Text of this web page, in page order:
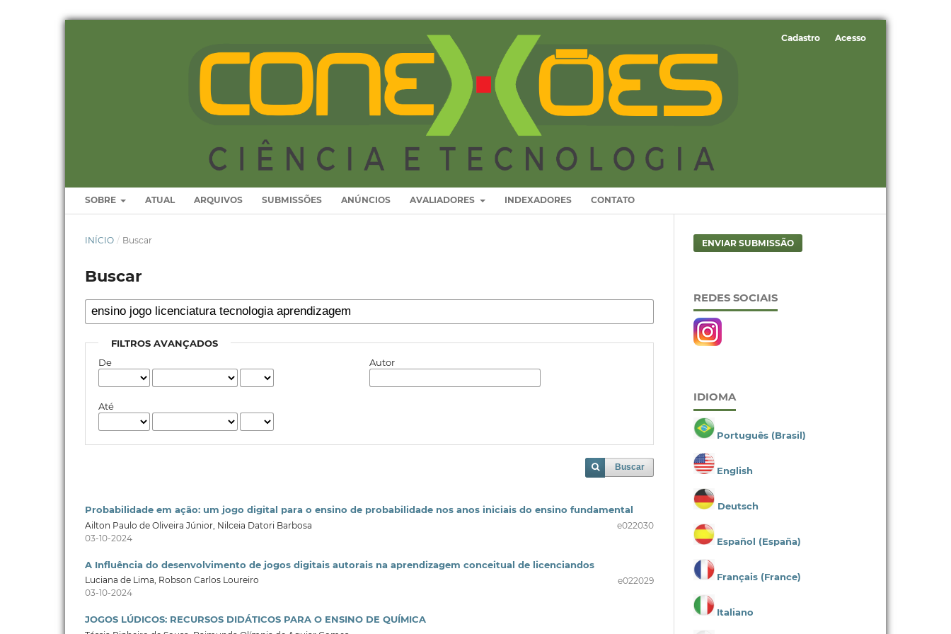
SOBRE ATUAL ARQUIVOS SUBMISSÕES ANÚNCIOS AVALIADORES INDEXADORES CONTATO
Cadastro Acesso
INÍCIO / Buscar
Buscar
FILTROS AVANÇADOS
De
Até
Autor
Buscar
Probabilidade em ação: um jogo digital para o ensino de probabilidade nos anos iniciais do ensino fundamental
Ailton Paulo de Oliveira Júnior, Nilceia Datori Barbosa
e022030
03-10-2024
A Influência do desenvolvimento de jogos digitais autorais na aprendizagem conceitual de licenciandos
Luciana de Lima, Robson Carlos Loureiro
e022029
03-10-2024
JOGOS LÚDICOS: RECURSOS DIDÁTICOS PARA O ENSINO DE QUÍMICA
ENVIAR SUBMISSÃO
REDES SOCIAIS
IDIOMA
Português (Brasil)
English
Deutsch
Español (España)
Français (France)
Italiano